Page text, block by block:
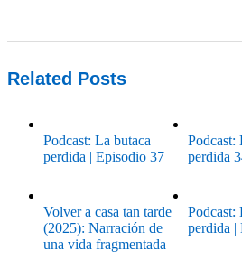
Related Posts
Podcast: La butaca
perdida | Episodio 37
Podcast:
perdida
Volver a casa tan tarde
(2025): Narración de
una vida fragmentada
Podcast:
perdida |